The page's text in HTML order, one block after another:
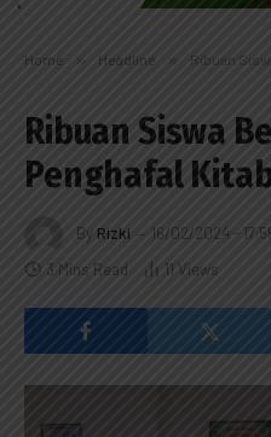
Home » Headline » Ribuan
Ribuan Siswa
Penghafal
By Rizki 16/02/2024 -
3 Mins Read 11 Views